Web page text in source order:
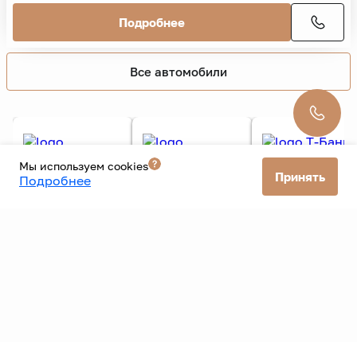
Mazda
779 000 ₽ 929 000 ₽9 825 ₽/мес. без взноса
2,5 л.
Автомат
4 владельца
Бензин
Подробнее
Мы используем cookies
Подробнее Принять